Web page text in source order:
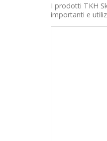
I prodotti TKH
importanti e